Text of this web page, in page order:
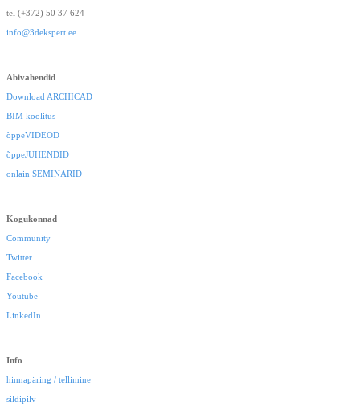
tel (+372) 50 37 624
info@3dekspert.ee
Abivahendid
Download ARCHICAD
BIM koolitus
õppeVIDEOD
õppeJUHENDID
onlain SEMINARID
Kogukonnad
Community
Twitter
Facebook
Youtube
LinkedIn
Info
hinnapäring / tellimine
sildipilv